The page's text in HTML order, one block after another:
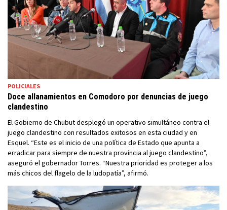
POLICIALES
Doce allanamientos en Comodoro por denuncias de juego
clandestino
El Gobierno de Chubut desplegó un operativo simultáneo contra el
juego clandestino con resultados exitosos en esta ciudad y en
Esquel. “Este es el inicio de una política de Estado que apunta a
erradicar para siempre de nuestra provincia al juego clandestino”,
aseguró el gobernador Torres. “Nuestra prioridad es proteger a los
más chicos del flagelo de la ludopatía”, afirmó.